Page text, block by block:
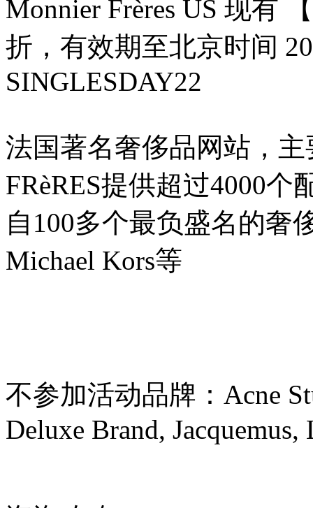
Monnier Frères US 现有
折，有效期至北京时间
SINGLESDAY22
法国著名奢侈品网站，
FRèRES提供超过4000
自100多个最负盛名的奢
Michael Kors等
不参加活动品牌：Acne
Deluxe Brand,